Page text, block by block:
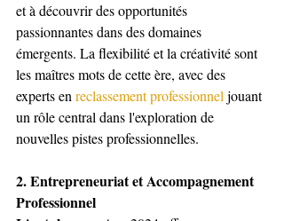
et à découvrir des opportunités
passionnantes dans des domaines
émergents. La flexibilité et la créativité sont
les maîtres mots de cette ère, avec des
experts en reclassement professionnel jouant
un rôle central dans l'exploration de
nouvelles pistes professionnelles.
2. Entrepreneuriat et Accompagnement
Professionnel